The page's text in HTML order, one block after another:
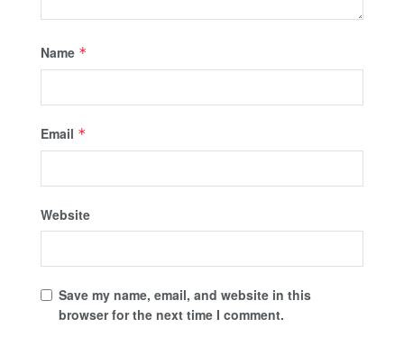
Name *
Email *
Website
Save my name, email, and website in this
browser for the next time I comment.